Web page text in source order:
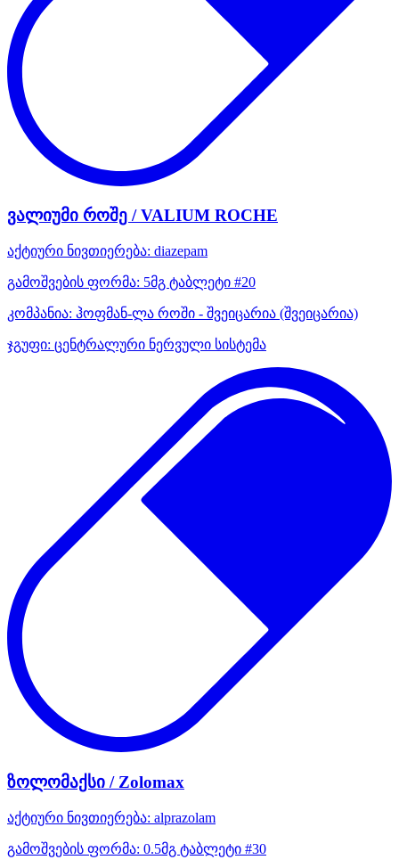
ვალიუმი როშე / VALIUM ROCHE
აქტიური ნივთიერება: diazepam
გამოშვების ფორმა: 5მგ ტაბლეტი #20
კომპანია: ჰოფმან-ლა როში - შვეიცარია (შვეიცარია)
ჯგუფი: ცენტრალური ნერვული სისტემა
ზოლომაქსი / Zolomax
აქტიური ნივთიერება: alprazolam
გამოშვების ფორმა: 0.5მგ ტაბლეტი #30